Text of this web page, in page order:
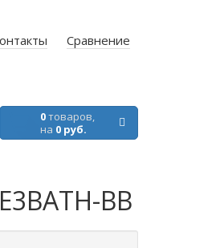
Сравнение
0товаров,
на 0 руб.
BB